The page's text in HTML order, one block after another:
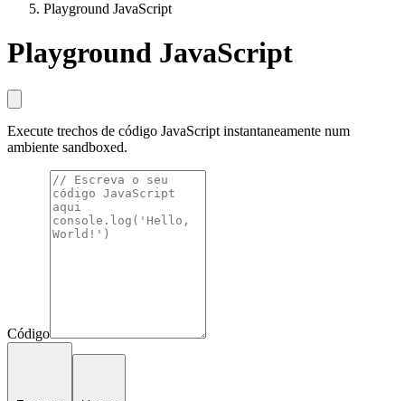
Playground JavaScript
Playground JavaScript
Execute trechos de código JavaScript instantaneamente num
ambiente sandboxed.
Código